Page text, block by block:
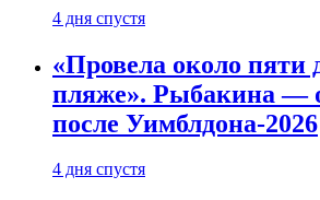
4 дня спустя
«Провела около пяти
пляже». Рыбакина —
после Уимблдона-2026
4 дня спустя